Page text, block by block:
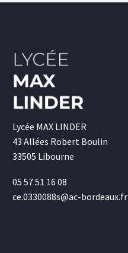
Lycée MAX LINDER
43 Allées Robert Boulin
33505 Libourne
05 57 51 16 08
ce.0330088s@ac-bordeaux.fr